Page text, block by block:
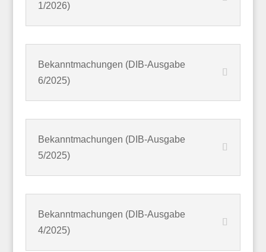
1/2026)
Bekanntmachungen (DIB-Ausgabe
6/2025)
Bekanntmachungen (DIB-Ausgabe
5/2025)
Bekanntmachungen (DIB-Ausgabe
4/2025)